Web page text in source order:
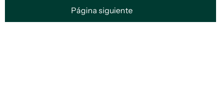
Página siguiente